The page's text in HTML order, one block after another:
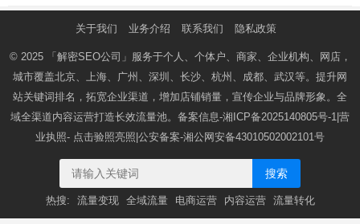
关于我们 业务介绍 联系我们 隐私政策
© 2025 「解密SEO公司」 服务于个人、个体户、商家、企业机构、网店，
城市覆盖北京、上海、广州、深圳、长沙、杭州、成都、武汉等。提升网
站关键词排名，拓宽企业渠道，增加店铺销量，宣传企业与品牌形象。全
域全渠道内容运营打造长效流量池。备案信息-湘ICP备2025140805号-1 |营
业执照- 点击验照亮照 |公安备案-湘公网安备43010502002101号
搜索
热搜: 流量变现 全域流量 电商运营 内容运营 流量转化